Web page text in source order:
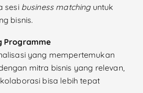
sesi business matchinguntuk
bisnis.
Programme
yang mempertemukan
mitra bisnis yang relevan,
bisa lebih tepat